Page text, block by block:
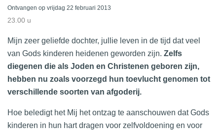
Ontvangen op vrijdag 22 februari 2013
23.00 u
Mijn zeer geliefde dochter, jullie leven in de tijd dat veel
van Gods kinderen heidenen geworden zijn. Zelfs
diegenen die als Joden en Christenen geboren zijn,
hebben nu zoals voorzegd hun toevlucht genomen tot
verschillende soorten van afgoderij.
Hoe beledigt het Mij het ontzag te aanschouwen dat Gods
kinderen in hun hart dragen voor zelfvoldoening en voor